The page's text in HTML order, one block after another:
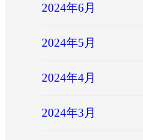
2024年6月
2024年5月
2024年4月
2024年3月